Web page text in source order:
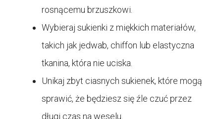
rosnącemu brzuszkowi.
Wybieraj sukienki z miękkich materiałów,
takich jak jedwab, chiffon lub elastyczna
tkanina, która nie uciska.
Unikaj zbyt ciasnych sukienek, które mogą
sprawić, że będziesz się źle czuć przez
długi czas na weselu.